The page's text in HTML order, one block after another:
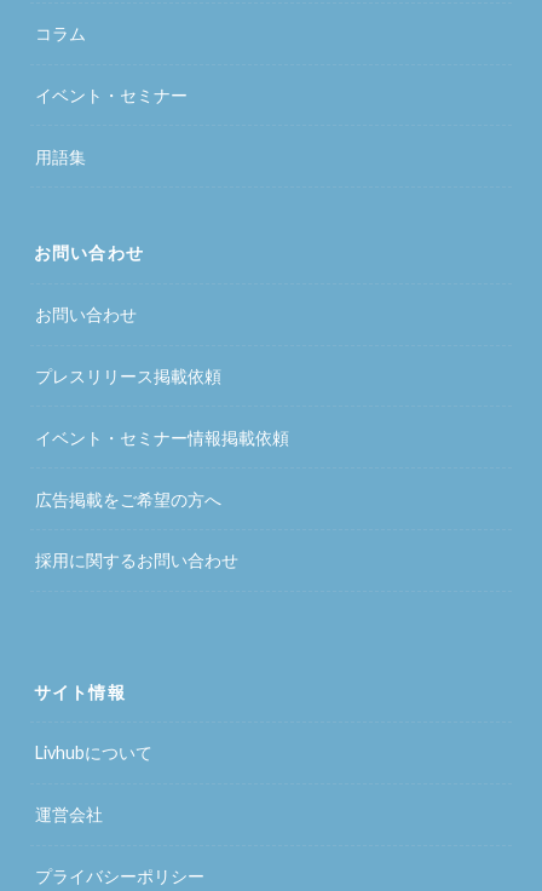
コラム
イベント・セミナー
用語集
お問い合わせ
お問い合わせ
プレスリリース掲載依頼
イベント・セミナー情報掲載依頼
広告掲載をご希望の方へ
採用に関するお問い合わせ
サイト情報
Livhubについて
運営会社
プライバシーポリシー